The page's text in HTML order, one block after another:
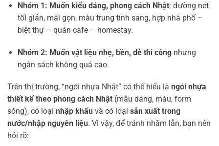
Nhóm 1: Muốn kiểu dáng, phong cách Nhật: đường nét
tối giản, mái gọn, màu trung tính sang, hợp nhà phố –
biệt thự – quán cafe – homestay.
Nhóm 2: Muốn vật liệu nhẹ, bền, dễ thi côngnhưng
ngân sách không quá cao.
Trên thị trường, “ngói nhựa Nhật” có thể hiểu là ngói nhựa
thiết kế theo phong cách Nhật (mẫu dáng, màu, form
sóng), có loại nhập khẩu và có loại sản xuất trong
nước/nhập nguyên liệu. Vì vậy, để tránh nhầm lẫn, bạn nên
hỏi rõ: